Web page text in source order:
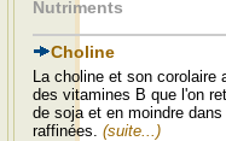
Nutriments
Choline
La choline et son corolaire
des vitamines B que l'on
de soja et en moindre
raffinées. (suite...)